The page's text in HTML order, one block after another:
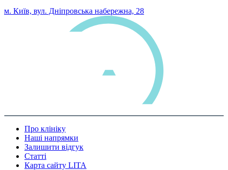
м. Київ, вул. Дніпровська набережна, 28
Про клініку
Наші напрямки
Залишити відгук
Статті
Карта сайту LITA